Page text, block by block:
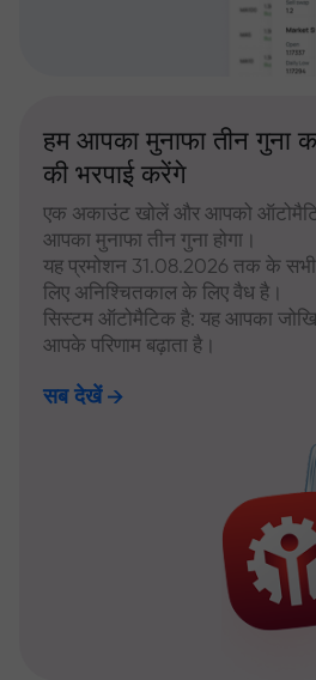
हम आपका मुनाफा तीन गुना
की भरपाई करेंगे
एक अकाउंट खोलें और आपको
आपका मुनाफा तीन गुना होगा।
यह प्रमोशन 31.08.2026 तक के
लिए अनिश्चितकाल के लिए वैध है।
सिस्टम ऑटोमैटिक है: यह आपका
आपके परिणाम बढ़ाता है।
सब देखें